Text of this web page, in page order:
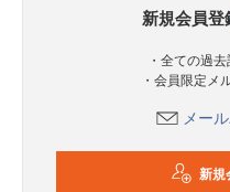
新規会員登
・全ての過
・会員限定メ
メー
新規